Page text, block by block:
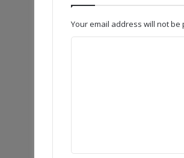
Your email address will not be